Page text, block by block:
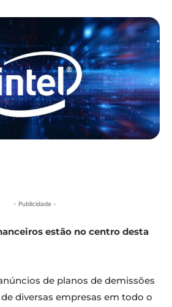
- Publicidade -
estão no centro desta
de planos de demissões
diversas empresas em todo o